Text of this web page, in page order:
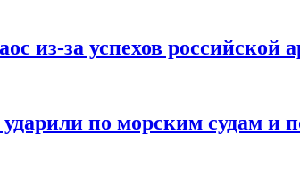
из-за успехов российской
по морским судам и